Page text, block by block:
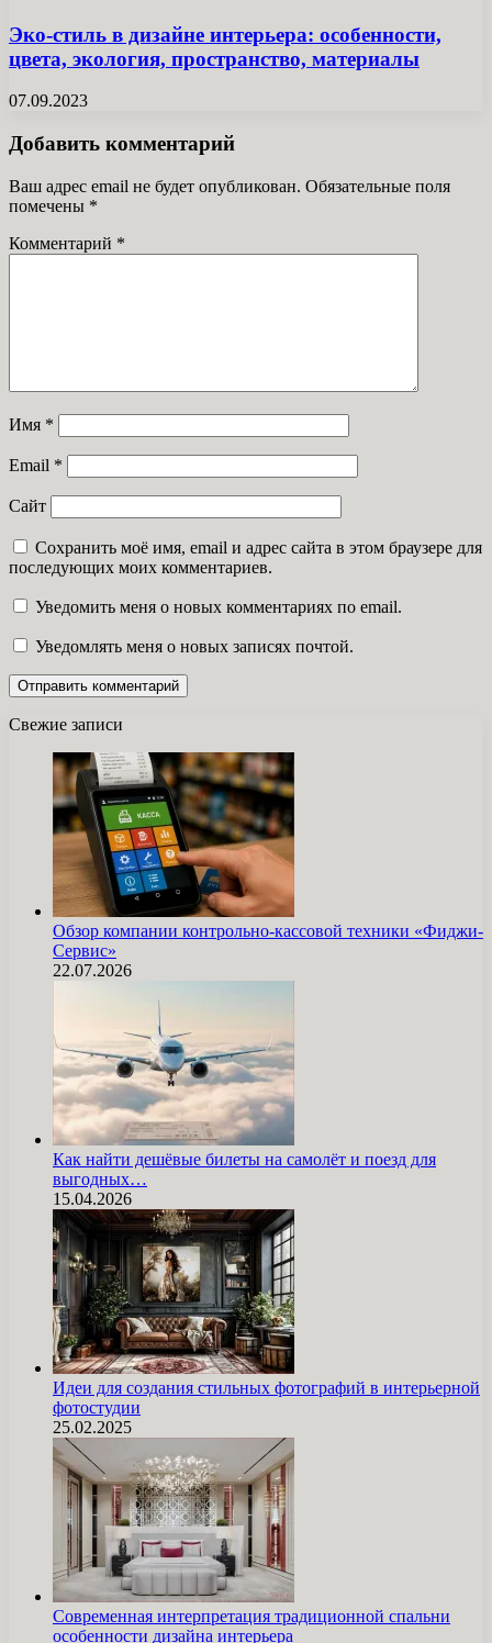
Эко-стиль в дизайне интерьера: особенности,
цвета, экология, пространство, материалы
07.09.2023
Добавить комментарий
Ваш адрес email не будет опубликован. Обязательные поля
помечены *
Комментарий *
Имя *
Email *
Сайт
Сохранить моё имя, email и адрес сайта в этом браузере для
последующих моих комментариев.
Уведомить меня о новых комментариях по email.
Уведомлять меня о новых записях почтой.
Свежие записи
Обзор компании контрольно-кассовой техники «Фиджи-
Сервис»
22.07.2026
Как найти дешёвые билеты на самолёт и поезд для
выгодных…
15.04.2026
Идеи для создания стильных фотографий в интерьерной
фотостудии
25.02.2025
Современная интерпретация традиционной спальни
особенности дизайна интерьера